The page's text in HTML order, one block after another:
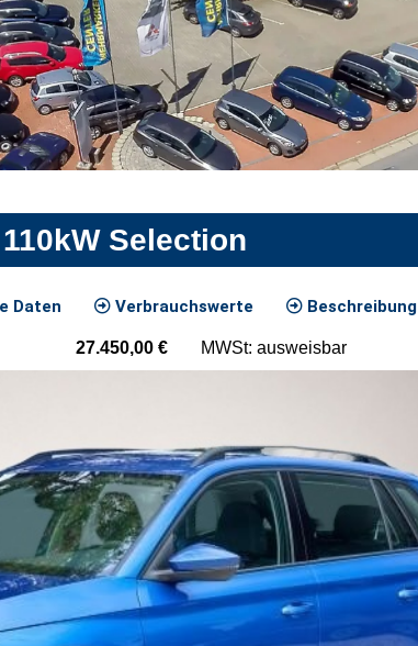
Selection
Daten Verbrauchswerte Beschreibung
27.450,00 € MWSt: ausweisbar